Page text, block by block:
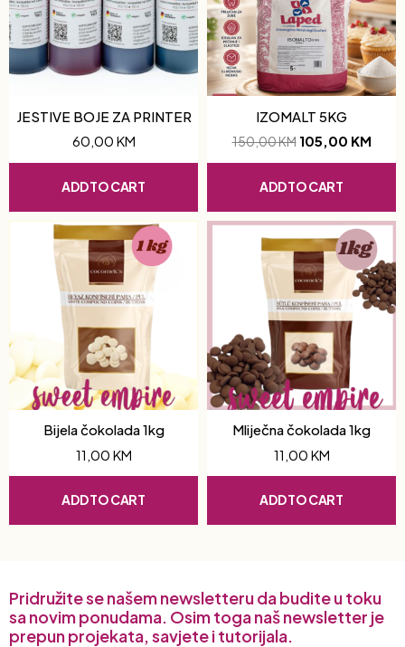
JESTIVE BOJE ZA PRINTER
60,00 KM
ADD TO CART
IZOMALT 5KG
150,00KM 105,00 KM
ADD TO CART
Bijela čokolada 1kg
11,00 KM
ADD TO CART
Mliječna čokolada 1kg
11,00 KM
ADD TO CART
Pridružite se našem newsletteru da budite u toku
sa novim ponudama. Osim toga naš newsletter je
prepun projekata, savjete i tutorijala.